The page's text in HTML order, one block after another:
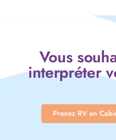
Vous
interpréter
Prenez RV en